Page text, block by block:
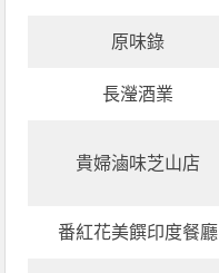
原味錄
長瀅酒業
貴婦滷味芝山店
番紅花美饌印度餐廳